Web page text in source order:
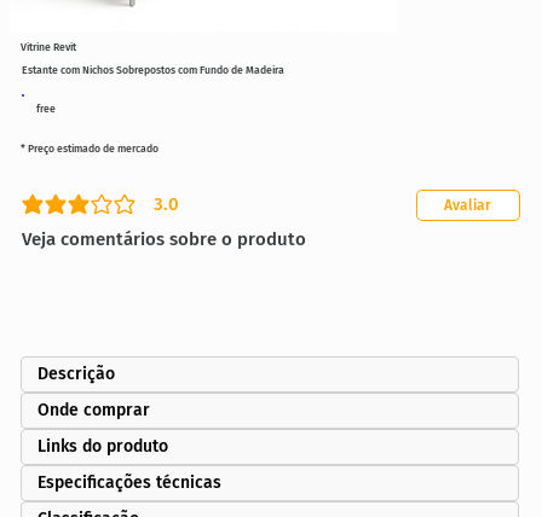
free
Estante com Nichos Sobrepostos com Fundo de Madeira
3.0
classificação média é 3 de 5
Veja comentários sobre o produto
Avaliar
* Preço estimado de mercado
Vitrine Revit
Descrição
Onde comprar
Links do produto
Especificações técnicas